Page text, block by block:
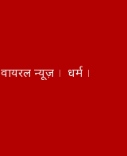
वायरल न्यूज़
धर्म